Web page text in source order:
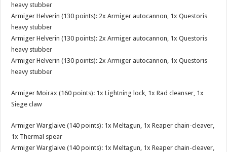
heavy stubber
Armiger Helverin (130 points): 2x Armiger autocannon, 1x Questoris
heavy stubber
Armiger Helverin (130 points): 2x Armiger autocannon, 1x Questoris
heavy stubber
Armiger Helverin (130 points): 2x Armiger autocannon, 1x Questoris
heavy stubber
Armiger Moirax (160 points): 1x Lightning lock, 1x Rad cleanser, 1x
Siege claw
Armiger Warglaive (140 points): 1x Meltagun, 1x Reaper chain-cleaver,
1x Thermal spear
Armiger Warglaive (140 points): 1x Meltagun, 1x Reaper chain-cleaver,